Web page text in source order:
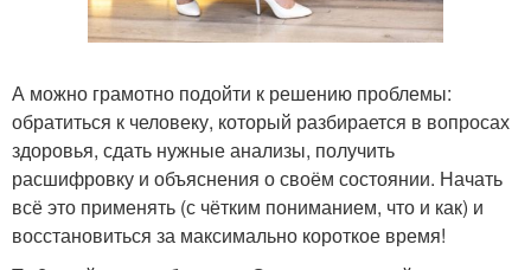
А можно грамотно подойти к решению проблемы:
обратиться к человеку, который разбирается в вопросах
здоровья, сдать нужные анализы, получить
расшифровку и объяснения о своём состоянии. Начать
всё это применять (с чётким пониманием, что и как) и
восстановиться за максимально короткое время!